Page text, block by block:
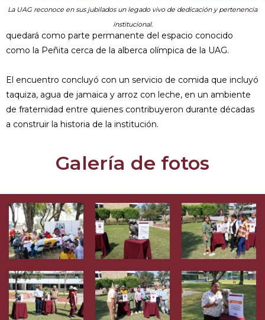
La UAG reconoce en sus jubilados un legado vivo de dedicación y pertenencia
institucional.
quedará como parte permanente del espacio conocido
como la Peñita cerca de la alberca olímpica de la UAG.
El encuentro concluyó con un servicio de comida que incluyó
taquiza, agua de jamaica y arroz con leche, en un ambiente
de fraternidad entre quienes contribuyeron durante décadas
a construir la historia de la institución.
Galería de fotos